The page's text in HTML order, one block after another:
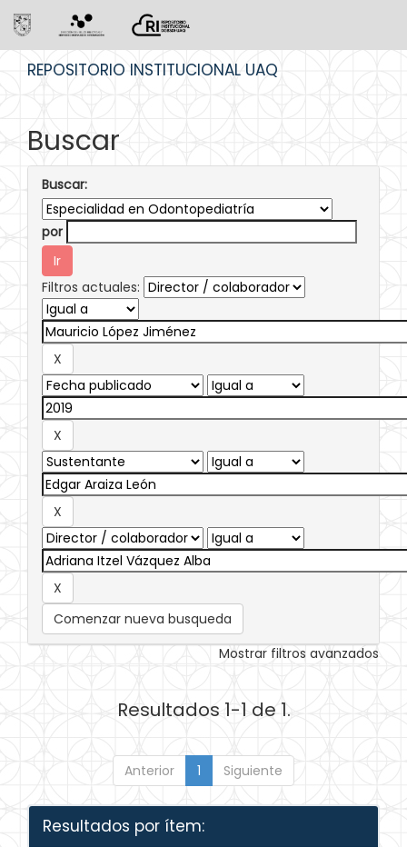
REPOSITORIO INSTITUCIONAL UAQ
Buscar
Buscar:
por
Filtros actuales:
Comenzar nueva busqueda
Mostrar filtros avanzados
Resultados 1-1 de 1.
Anterior 1 Siguiente
Resultados por ítem: